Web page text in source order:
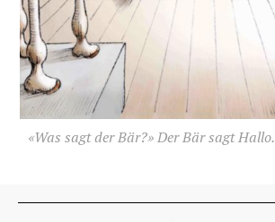
«Was sagt der Bär?» Der Bär sagt Hallo.